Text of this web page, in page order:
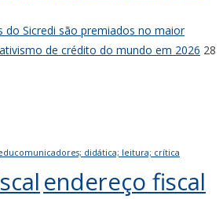
do Sicredi são premiados no maior
de crédito do mundo em 2026 28
didática; leitura; crítica
endereço fiscal